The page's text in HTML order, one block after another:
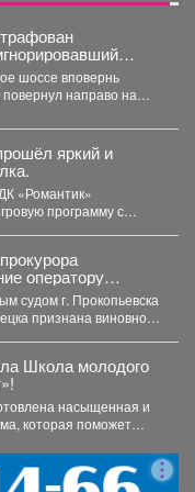
светофора
шоссе вповернь
направо на
яркий и
«Романтик»
программу с
оператору
продаже
судом г. Прокопьевска
признана виновной
Школа молодого
насыщенная и
которая поможет